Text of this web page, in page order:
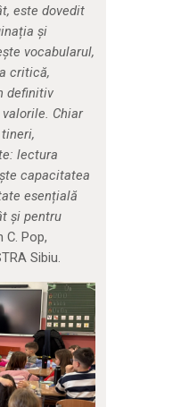
este dovedit
și
vocabularul,
critică,
definitiv
Chiar
lectura
capacitatea
esențială
și pentru
C. Pop,
Sibiu.